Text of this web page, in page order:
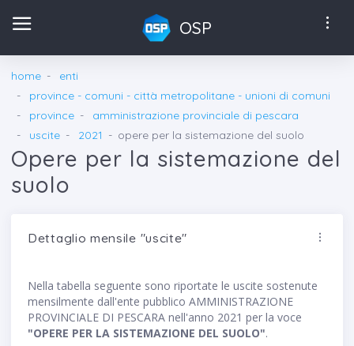
OSP
home
enti
province - comuni - città metropolitane - unioni di comuni
province
amministrazione provinciale di pescara
uscite
2021 opere per la sistemazione del suolo
Opere per la sistemazione del
suolo
Dettaglio mensile "uscite"
Nella tabella seguente sono riportate le uscite sostenute
mensilmente dall'ente pubblico AMMINISTRAZIONE
PROVINCIALE DI PESCARA nell'anno 2021 per la voce
"OPERE PER LA SISTEMAZIONE DEL SUOLO".